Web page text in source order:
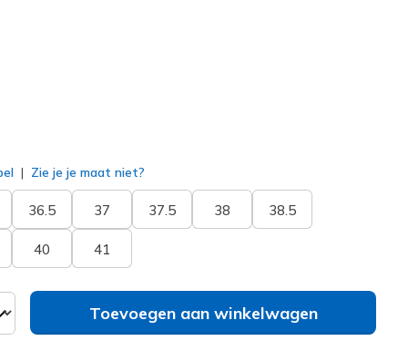
Zie je je maat niet?
36.5 37 37.5 38 38.5
40 41
Toevoegen aan winkelwagen